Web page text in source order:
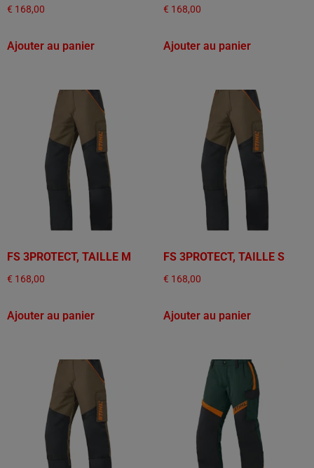
€ 168,00
Ajouter au panier
€ 168,00
Ajouter au panier
FS 3PROTECT, TAILLE M
€ 168,00
Ajouter au panier
FS 3PROTECT, TAILLE S
€ 168,00
Ajouter au panier